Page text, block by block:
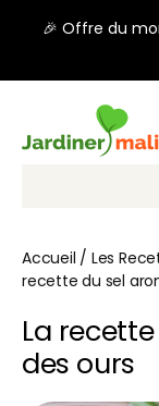
🎉 Offre du
Accueil / Les
recette du sel
La
des ours